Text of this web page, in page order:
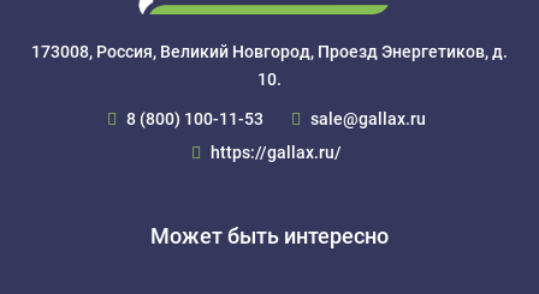
173008, Россия, Великий Новгород, Проезд Энергетиков, д.
10.
8 (800) 100-11-53
sale@gallax.ru
https://gallax.ru/
Может быть интересно